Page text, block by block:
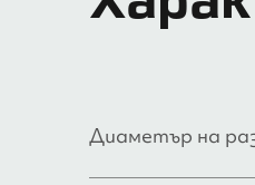
Диаметър на